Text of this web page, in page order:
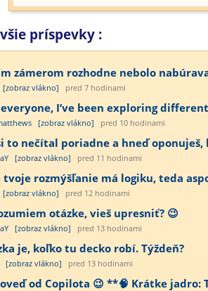
príspevky :
zámerom rozhodne nebolo
[zobraz vlákno] pred 7 hodinami
everyone, I’ve been exploring
[zobraz vlákno] pred 10 hodinami
to nečítal poriadne a hneď oponuješ,
[zobraz vlákno] pred 11 hodinami
tvoje rozmýšľanie má logiku, teda
[zobraz vlákno] pred 12 hodinami
otázke, vieš upresniť? 😉
[zobraz vlákno] pred 13 hodinami
je, koľko tu decko robí. Týždeň?
[zobraz vlákno] pred 13 hodinami
od Copilota 😉 **🧠 Krátke jadro: